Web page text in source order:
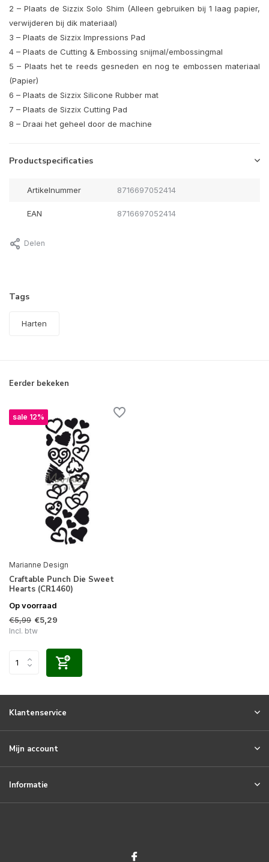
2 – Plaats de Sizzix Solo Shim (Alleen gebruiken bij 1 laag papier,
verwijderen bij dik materiaal)
3 – Plaats de Sizzix Impressions Pad
4 – Plaats de Cutting & Embossing snijmal/embossingmal
5 – Plaats het te reeds gesneden en nog te embossen materiaal
(Papier)
6 – Plaats de Sizzix Silicone Rubber mat
7 – Plaats de Sizzix Cutting Pad
8 – Draai het geheel door de machine
Productspecificaties
Artikelnummer 8716697052414
EAN 8716697052414
Delen
Tags
Harten
Eerder bekeken
sale 12%
Marianne Design
Craftable Punch Die Sweet
Hearts (CR1460)
Op voorraad
€5,99 €5,29
Incl. btw
Klantenservice
Mijn account
Informatie